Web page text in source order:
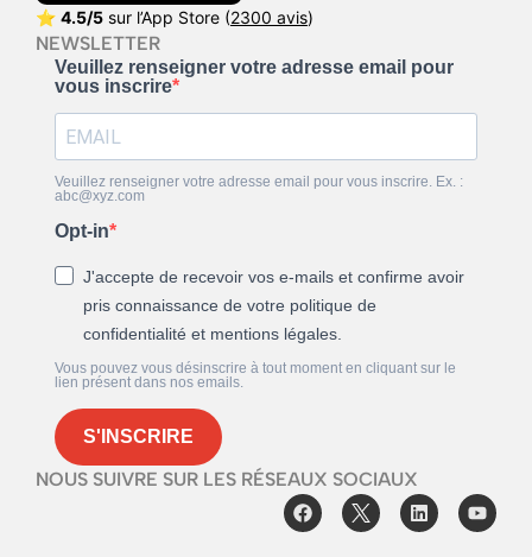
⭐ 4.5/5 sur l’App Store (2300 avis)
NEWSLETTER
Veuillez renseigner votre adresse email pour
vous inscrire
Veuillez renseigner votre adresse email pour vous inscrire. Ex. :
abc@xyz.com
Opt-in
J'accepte de recevoir vos e-mails et confirme avoir
pris connaissance de votre politique de
confidentialité et mentions légales.
Vous pouvez vous désinscrire à tout moment en cliquant sur le
lien présent dans nos emails.
S'INSCRIRE
NOUS SUIVRE SUR LES RÉSEAUX SOCIAUX